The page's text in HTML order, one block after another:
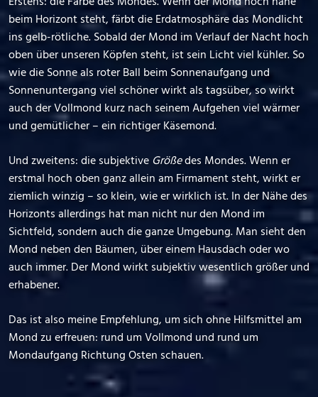
beim Horizont steht, färbt die Erdatmosphäre das Mondlicht
ins gelb-rötliche. Sobald der Mond im Verlauf der Nacht hoch
oben über unseren Köpfen steht, ist sein Licht viel kühler. So
wie die Sonne als roter Ball beim Sonnenaufgang und
Sonnenuntergang viel schöner wirkt als tagsüber, so wirkt
auch der Vollmond kurz nach seinem Aufgehen viel wärmer
und gemütlicher – ein richtiger Käsemond.
Und zweitens: die subjektive Größedes Mondes. Wenn er
erstmal hoch oben ganz allein am Firmament steht, wirkt er
ziemlich winzig – so klein, wie er wirklich ist. In der Nähe des
Horizonts allerdings hat man nicht nur den Mond im
Sichtfeld, sondern auch die ganze Umgebung. Man sieht den
Mond neben den Bäumen, über einem Hausdach oder wo
auch immer. Der Mond wirkt subjektiv wesentlich größer und
erhabener.
Das ist also meine Empfehlung, um sich ohne Hilfsmittel am
Mond zu erfreuen: rund um Vollmond und rund um
Mondaufgang Richtung Osten schauen.